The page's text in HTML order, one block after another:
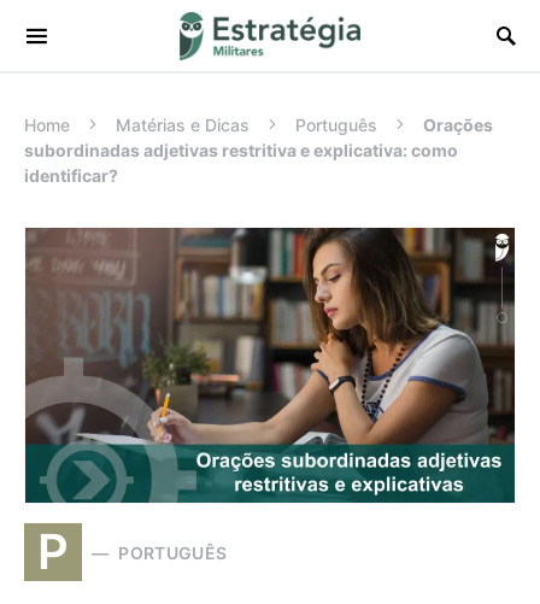
Procurar:
Home Matérias e Dicas Português
Orações
subordinadas adjetivas restritiva e explicativa: como
identificar?
P PORTUGUÊS